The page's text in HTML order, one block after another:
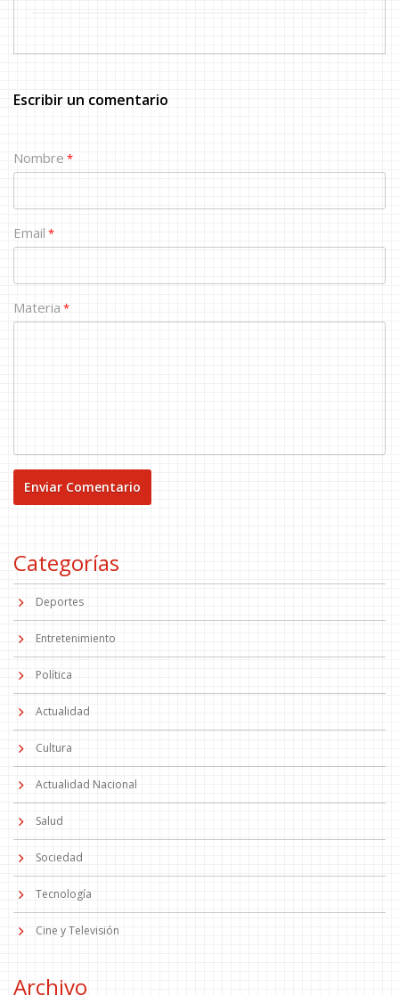
Escribir un comentario
Nombre *
Email *
Materia *
Categorías
Deportes
Entretenimiento
Política
Actualidad
Cultura
Actualidad Nacional
Salud
Sociedad
Tecnología
Cine y Televisión
Archivo